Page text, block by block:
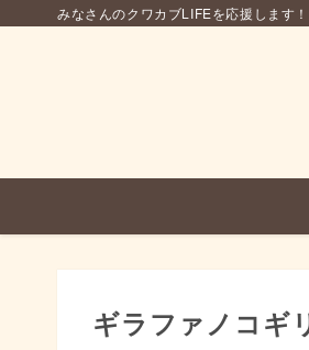
みなさんのクワカブLIFEを応援します
ギラファノコギ